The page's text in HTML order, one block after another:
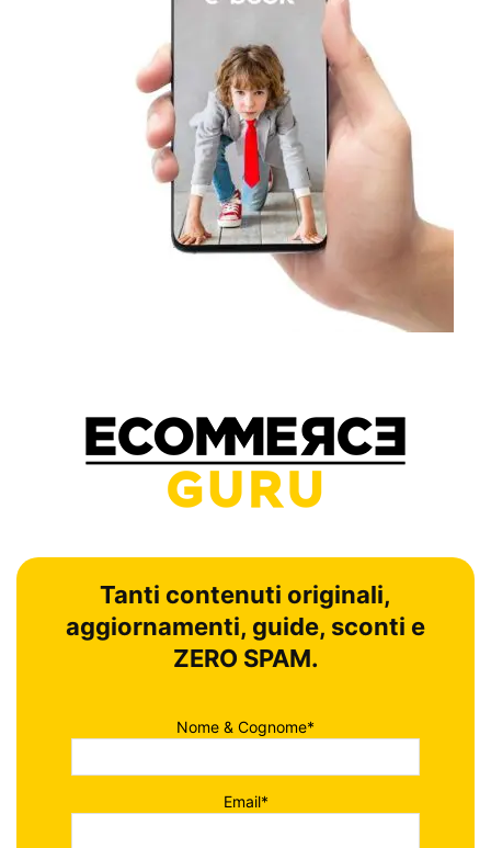
Tanti contenuti originali,
aggiornamenti, guide, sconti e
ZERO SPAM.
Nome & Cognome*
Email*